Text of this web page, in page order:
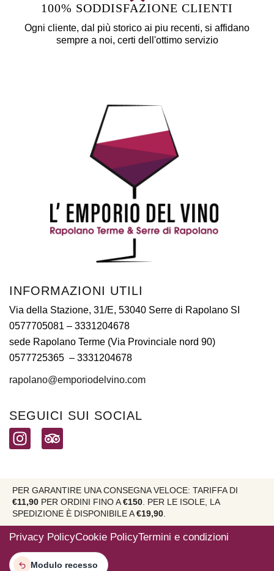
100% SODDISFAZIONE CLIENTI
Ogni cliente, dal più storico ai piu recenti, si affidano
sempre a noi, certi dell'ottimo servizio
INFORMAZIONI UTILI
Via della Stazione, 31/E, 53040 Serre di Rapolano SI
0577705081 – 3331204678
sede Rapolano Terme (Via Provinciale nord 90)
0577725365 – 3331204678
rapolano@emporiodelvino.com
SEGUICI SUI SOCIAL
PER GARANTIRE UNA CONSEGNA VELOCE: TARIFFA DI
€11,90 PER ORDINI FINO A€150 . PER LE ISOLE, LA
SPEDIZIONE È DISPONIBILE A€19,90
Privacy PolicyCookie PolicyTermini e condizioni
Modulo recesso